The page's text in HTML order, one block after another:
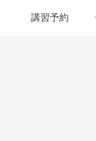
講習予約